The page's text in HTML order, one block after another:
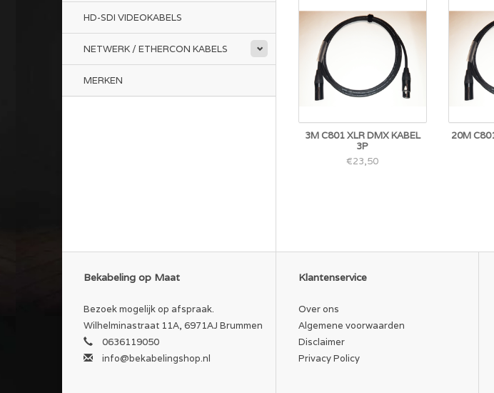
HD-SDI VIDEOKABELS
NETWERK / ETHERCON KABELS
MERKEN
3M C801 XLR DMX KABEL
3P
€23,50
20M
Bekabeling op Maat
Bezoek mogelijk op afspraak.
Wilhelminastraat 11A, 6971AJ Brummen
0636119050
info@bekabelingshop.nl
Klantenservice
Over ons
Algemene voorwaarden
Disclaimer
Privacy Policy